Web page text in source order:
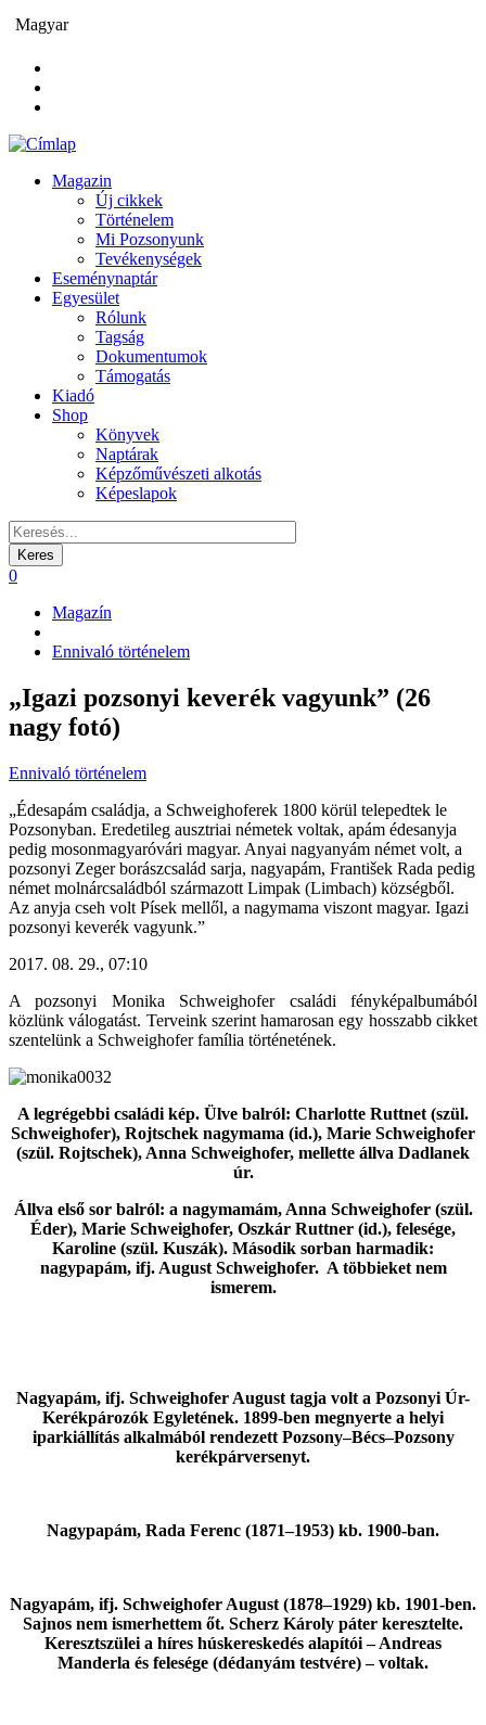
Ugrás
Magyar
navigation
Magazin
Új cikkek
Történelem
Mi Pozsonyunk
Tevékenységek
Eseménynaptár
Egyesület
Rólunk
Tagság
Dokumentumok
Támogatás
Kiadó
Shop
Könyvek
Naptárak
Képzőművészeti alkotás
Képeslapok
0
Morzsa
Magazín
Ennivaló történelem
„Igazi pozsonyi keverék vagyunk” (26
nagy fotó)
Ennivaló történelem
„Édesapám családja, a Schweighoferek 1800 körül telepedtek le
Pozsonyban. Eredetileg ausztriai németek voltak, apám édesanyja
pedig mosonmagyaróvári magyar. Anyai nagyanyám német volt, a
pozsonyi Zeger borászcsalád sarja, nagyapám, František Rada pedig
német molnárcsaládból származott Limpak (Limbach) községből.
Az anyja cseh volt Písek mellől, a nagymama viszont magyar. Igazi
pozsonyi keverék vagyunk.”
2017. 08. 29., 07:10
A pozsonyi Monika Schweighofer családi fényképalbumából
közlünk válogatást. Terveink szerint hamarosan egy hosszabb cikket
szentelünk a Schweighofer família történetének.
A legrégebbi családi kép. Ülve balról: Charlotte Ruttnet (szül.
Schweighofer), Rojtschek nagymama (id.), Marie Schweighofer
(szül. Rojtschek), Anna Schweighofer, mellette állva Dadlanek
úr.
Állva első sor balról: a nagymamám, Anna Schweighofer (szül.
Éder), Marie Schweighofer, Oszkár Ruttner (id.), felesége,
Karoline (szül. Kuszák). Második sorban harmadik:
nagypapám, ifj. August Schweighofer. A többieket nem
ismerem.
Nagyapám, ifj. Schweighofer August tagja volt a Pozsonyi Úr-
Kerékpározók Egyletének. 1899-ben megnyerte a helyi
iparkiállítás alkalmából rendezett Pozsony‒Bécs‒Pozsony
kerékpárversenyt.
Nagypapám, Rada Ferenc (1871‒1953) kb. 1900-ban.
Nagyapám, ifj. Schweighofer August (1878‒1929) kb. 1901-ben.
Sajnos nem ismerhettem őt. Scherz Károly páter keresztelte.
Keresztszülei a híres húskereskedés alapítói ‒ Andreas
Manderla és felesége (dédanyám testvére) ‒ voltak.